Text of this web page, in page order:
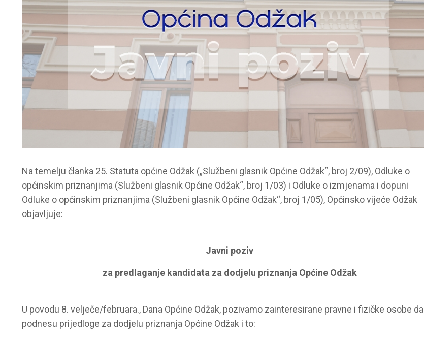
Na temelju članka 25. Statuta općine Odžak („Službeni glasnik Općine Odžak“, broj 2/09), Odluke o
općinskim priznanjima (Službeni glasnik Općine Odžak“, broj 1/03) i Odluke o izmjenama i dopuni
Odluke o općinskim priznanjima (Službeni glasnik Općine Odžak“, broj 1/05), Općinsko vijeće Odžak
objavljuje:
Javni poziv
za predlaganje kandidata za dodjelu priznanja Općine Odžak
U povodu 8. velječe/februara., Dana Općine Odžak, pozivamo zainteresirane pravne i fizičke osobe da
podnesu prijedloge za dodjelu priznanja Općine Odžak i to: